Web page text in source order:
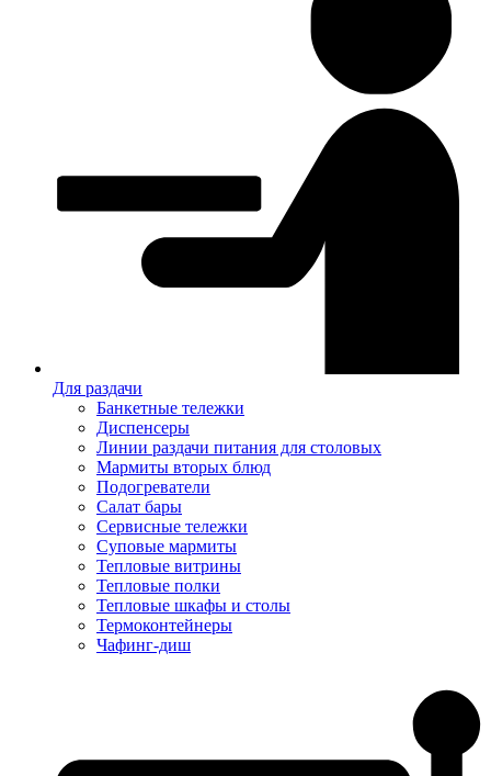
Для раздачи
Банкетные тележки
Диспенсеры
Линии раздачи питания для столовых
Мармиты вторых блюд
Подогреватели
Салат бары
Сервисные тележки
Суповые мармиты
Тепловые витрины
Тепловые полки
Тепловые шкафы и столы
Термоконтейнеры
Чафинг-диш